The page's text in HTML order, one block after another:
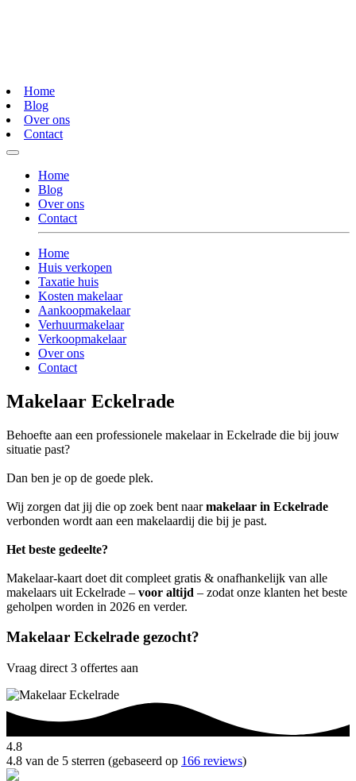
Home
Blog
Over ons
Contact
Home
Blog
Over ons
Contact
Home
Huis verkopen
Taxatie huis
Kosten makelaar
Aankoopmakelaar
Verhuurmakelaar
Verkoopmakelaar
Over ons
Contact
Makelaar Eckelrade
Behoefte aan een professionele makelaar in Eckelrade die bij jouw
situatie past?
Dan ben je op de goede plek.
Wij zorgen dat jij die op zoek bent naarmakelaar in Eckelrade
verbonden wordt aan een makelaardij die bij je past.
Het beste gedeelte?
Makelaar-kaart doet dit compleet gratis & onafhankelijk van alle
makelaars uit Eckelrade – voor altijd – zodat onze klanten het beste
geholpen worden in 2026 en verder.
Makelaar Eckelrade gezocht?
Vraag direct 3 offertes aan
4.8
4.8 van de 5 sterren (gebaseerd op 166 reviews)